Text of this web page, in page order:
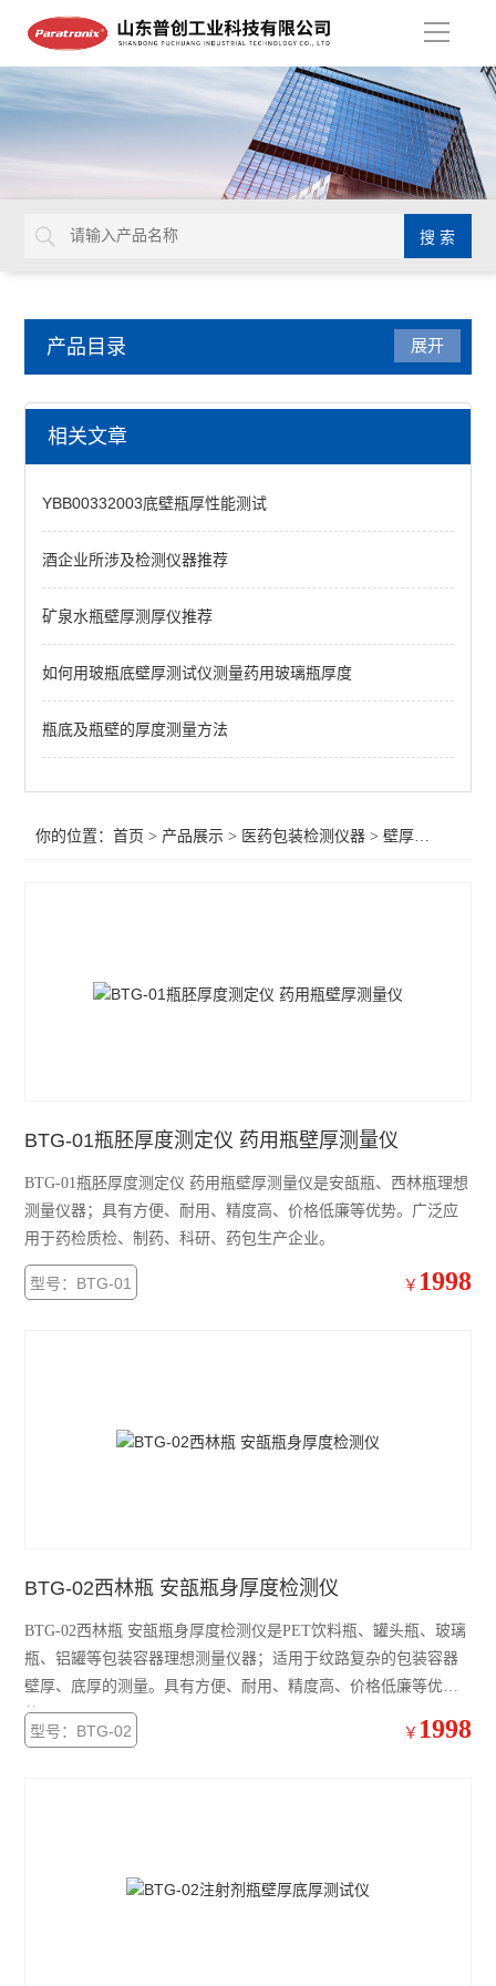
导
产品目录
医药包装检测仪器
牙本质片液压通透装置
染色仪
抗压性测试仪
鲁尔接头
预灌封泄漏试验仪
滑动性能检测仪
折断力测试仪
医药包装测试仪
铝塑组合盖开启力测试仪
胶塞穿刺力测试仪
耐破强度测试仪
安瓿瓶折断力测试仪
查看全部 >>
展开
相关文章
YBB00332003底壁瓶厚性能测试
酒企业所涉及检测仪器推荐
矿泉水瓶壁厚测厚仪推荐
如何用玻瓶底壁厚测试仪测量药用玻璃瓶厚度
瓶底及瓶壁的厚度测量方法
你的位置：首页 > 产品展示 > 医药包装检测仪器 >壁厚测试仪
BTG-01瓶胚厚度测定仪 药用瓶壁厚测量仪
BTG-01瓶胚厚度测定仪 药用瓶壁厚测量仪是安瓿瓶、西林瓶理想
测量仪器；具有方便、耐用、精度高、价格低廉等优势。广泛应
用于药检质检、制药、科研、药包生产企业。
型号：BTG-01 ￥ 1998
BTG-02西林瓶 安瓿瓶身厚度检测仪
BTG-02西林瓶 安瓿瓶身厚度检测仪是PET饮料瓶、罐头瓶、玻璃
瓶、铝罐等包装容器理想测量仪器；适用于纹路复杂的包装容器
壁厚、底厚的测量。具有方便、耐用、精度高、价格低廉等优
势。
型号：BTG-02 ￥ 1998